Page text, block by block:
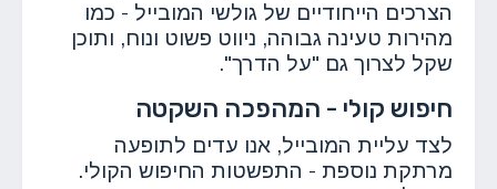
הצרכים הייחודיים של גולשי המובייל - כמו
מהירות טעינה גבוהה, ניווט פשוט ונוח, ותוכן
שקל לצרוך גם "על הדרך".
חיפוש קולי - המהפכה השקטה
לצד עליית המובייל, אנו עדים לתופעה
מרתקת נוספת - התפשטות החיפוש הקולי.